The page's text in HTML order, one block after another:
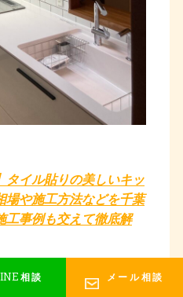
タイル貼りの美しいキッ
場や施工方法などを千葉
工事例も交えて徹底解
相談 メール相談